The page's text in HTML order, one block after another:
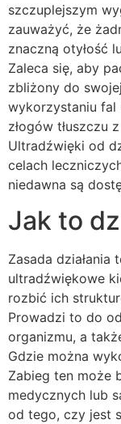
szczuplejszym
zauważyć, że
znaczną otyłość
Zaleca się, aby
zbliżony do
wykorzystaniu fal
złogów tłuszczu
Ultradźwięki od
celach
niedawna są
Jak to
Zasada
ultradźwiękowe
rozbić ich
Prowadzi to do
organizmu, a
Gdzie można
Zabieg ten może
medycznych lub
od tego, czy jest